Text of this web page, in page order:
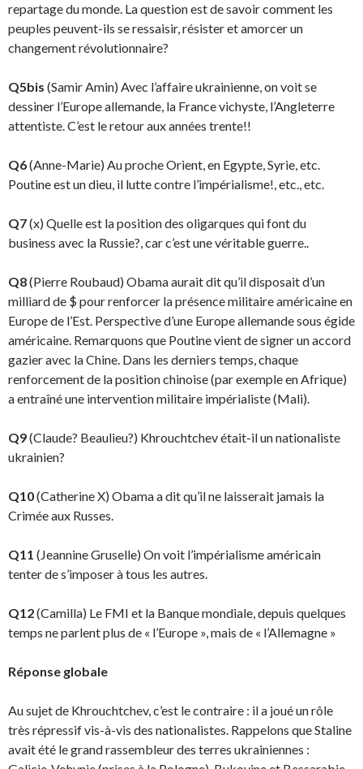
repartage du monde. La question est de savoir comment les
peuples peuvent-ils se ressaisir, résister et amorcer un
changement révolutionnaire?
Q5bis (Samir Amin) Avec l’affaire ukrainienne, on voit se
dessiner l’Europe allemande, la France vichyste, l’Angleterre
attentiste. C’est le retour aux années trente!!
Q6(Anne-Marie) Au proche Orient, en Egypte, Syrie, etc.
Poutine est un dieu, il lutte contre l’impérialisme!, etc., etc.
Q7(x) Quelle est la position des oligarques qui font du
business avec la Russie?, car c’est une véritable guerre..
Q8(Pierre Roubaud) Obama aurait dit qu’il disposait d’un
milliard de $ pour renforcer la présen­ce militaire américaine en
Europe de l’Est. Perspective d’une Europe allemande sous égide
améri­caine. Remarquons que Poutine vient de signer un accord
gazier avec la Chine. Dans les derniers temps, chaque
renforcement de la position chinoise (par exemple en Afrique)
a entraîné une inter­vention militaire impérialiste (Mali).
Q9(Claude? Beaulieu?) Khrouchtchev était-il un nationaliste
ukrainien?
Q10(Catherine X) Obama a dit qu’il ne laisserait jamais la
Crimée aux Russes.
Q11 (Jeannine Gruselle) On voit l’impérialisme américain
tenter de s’imposer à tous les autres.
Q12(Camilla) Le FMI et la Banque mondiale, depuis quelques
temps ne parlent plus de « l’Europe », mais de « l’Allemagne »
Réponse globale
Au sujet de Khrouchtchev, c’est le contraire : il a joué un rôle
très répressif vis-à-vis des nationa­listes. Rappelons que Staline
avait été le grand rassembleur des terres ukrainiennes :